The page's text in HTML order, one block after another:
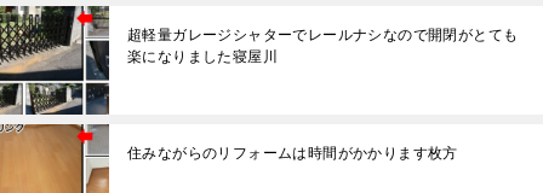
超軽量ガレージシャターでレールナシなので開閉がとても
楽になりました寝屋川
住みながらのリフォームは時間がかかります枚方